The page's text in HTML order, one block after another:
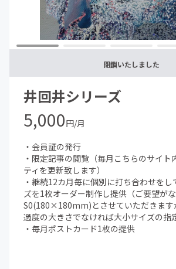
りますのでご了承ください
・作品サイズは特典ごとの詳細に記載し
す、その他のサイズへの変更につきまし
ますが対応可
能の場合もありますのでご相談ください
・完成後の修正は不可能となります
ものから似たタイプがべースになります
ことなるも
のを制作することはできませんのでご
文記載のイメージ画像やプロフィールの
をご覧ください）
【支援継続による特典について】
・継続6ヶ月後、12ヶ月が経過した時点
絡申しあげます
（その後作品のお届けまでは【オーダ
をご覧ください）
・途中で支援を辞め、再度支援を開始し
続支援期間はカウントされません
閉鎖いたしました
井回井シリーズ
5,000円/月
・会員証の発行
・限定記事の閲覧（毎月こちらのサイト
ティを更新致します）
・継続12カ月毎に個別に打ち合わせをし
ズを1枚オーダー制作し提供（ご要望が
S0(180×180mm)とさせていただきます
過度の大きさでなければ大小サイズの指
・毎月ポストカード1枚の提供